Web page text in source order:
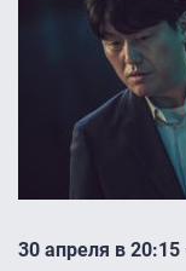
30 апреля в